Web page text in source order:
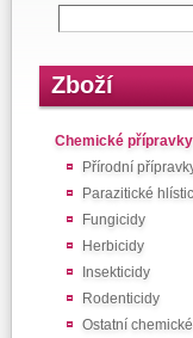
Zboží
Chemické přípravky
Přírodní
Parazitické
Fungicidy
Herbicidy
Insekticidy
Rodenticidy
Ostatní chemické